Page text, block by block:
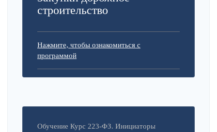
строительство
Нажмите, чтобы ознакомиться с
программой
Обучение Курс 223-ФЗ. Инициаторы